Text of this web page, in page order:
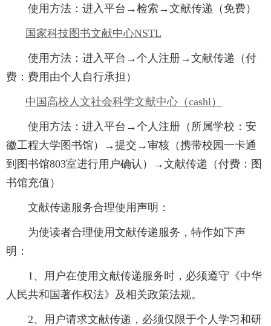
使用方法：进入平台→检索→文献传递（免费）
国家科技图书文献中心NSTL
使用方法：进入平台→个人注册→文献传递（付
费：费用由个人自行承担）
中国高校人文社会科学文献中心（cashl ）
使用方法：进入平台→个人注册（所属学校：安
徽工程大学图书馆）→提交→审核（携带校园一卡通
到图书馆803室进行用户确认）→文献传递（付费：图
书馆充值）
文献传递服务合理使用声明：
为使读者合理使用文献传递服务，特作如下声
明：
1、用户在使用文献传递服务时，必须遵守《中华
人民共和国著作权法》及相关政策法规。
2、用户请求文献传递，必须仅限于个人学习和研